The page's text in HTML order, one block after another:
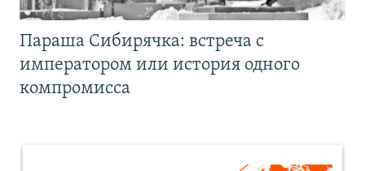
Параша Сибирячка: встреча с
императором или история одного
компромисса